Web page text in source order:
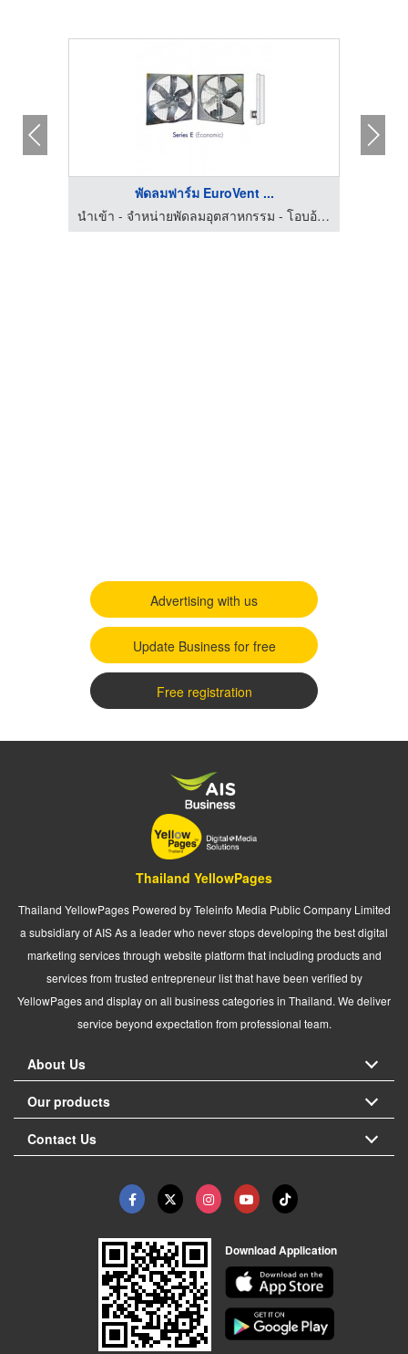
พัดลมฟาร์ม EuroVent ...
นำเข้า - จำหน่ายพัดลมอุตสาหกรรม - โอบอ้อม
Advertising with us
Update Business for free
Free registration
Thailand YellowPages
Thailand YellowPages Powered by Teleinfo Media Public Company Limited
a subsidiary of AIS As a leader who never stops developing the best digital
marketing services through website platform that including products and
services from trusted entrepreneur list that have been verified by
YellowPages and display on all business categories in Thailand. We deliver
service beyond expectation from professional team.
About Us
Our products
Contact Us
Download Application